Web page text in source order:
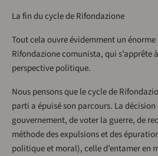
La fin du cycle de Rifondazione
Tout cela ouvre évidemment un
Rifondazione comunista, qui s’apprête
perspective politique.
Nous pensons que le cycle de
parti a épuisé son parcours. La
gouvernement, de voter la guerre, de
méthode des expulsions et des
politique et moral), celle d’entamer en